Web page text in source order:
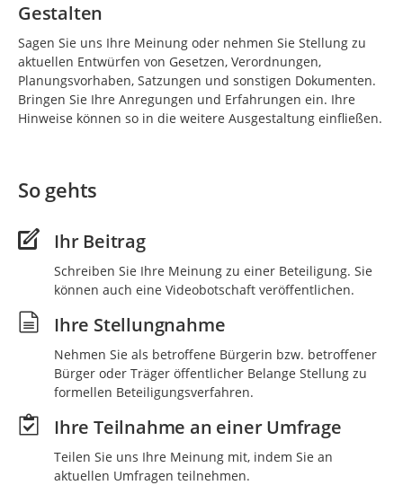
Gestalten
Sagen Sie uns Ihre Meinung oder nehmen Sie Stellung zu
aktuellen Entwürfen von Gesetzen, Verordnungen,
Planungsvorhaben, Satzungen und sonstigen Dokumenten.
Bringen Sie Ihre Anregungen und Erfahrungen ein. Ihre
Hinweise können so in die weitere Ausgestaltung einfließen.
So gehts
Ihr Beitrag
Schreiben Sie Ihre Meinung zu einer Beteiligung. Sie
können auch eine Videobotschaft veröffentlichen.
Ihre Stellungnahme
Nehmen Sie als betroffene Bürgerin bzw. betroffener
Bürger oder Träger öffentlicher Belange Stellung zu
formellen Beteiligungsverfahren.
Ihre Teilnahme an einer Umfrage
Teilen Sie uns Ihre Meinung mit, indem Sie an
aktuellen Umfragen teilnehmen.